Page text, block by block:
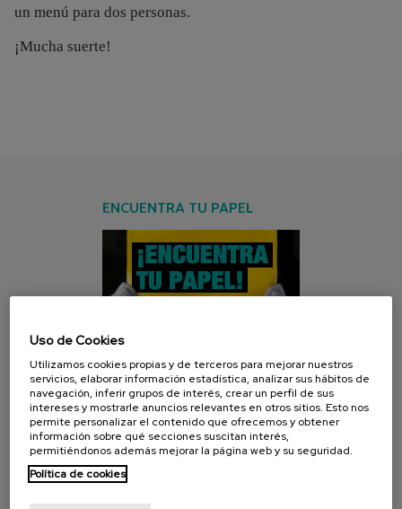
un menú para dos personas.
¡Mucha suerte!
ENCUENTRA TU PAPEL
CAMPAÑA ACTUAL
Uso de Cookies
Utilizamos cookies propias y de terceros para mejorar nuestros
servicios, elaborar información estadística, analizar sus hábitos de
navegación, inferir grupos de interés, crear un perfil de sus
intereses y mostrarle anuncios relevantes en otros sitios. Esto nos
permite personalizar el contenido que ofrecemos y obtener
información sobre qué secciones suscitan interés,
permitiéndonos además mejorar la página web y su seguridad.
Política de cookies